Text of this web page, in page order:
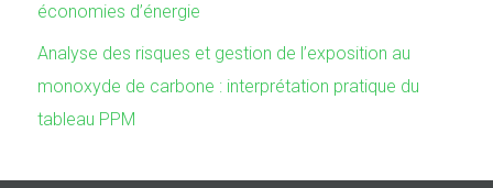
économies d’énergie
Analyse des risques et gestion de l’exposition au
monoxyde de carbone : interprétation pratique du
tableau PPM